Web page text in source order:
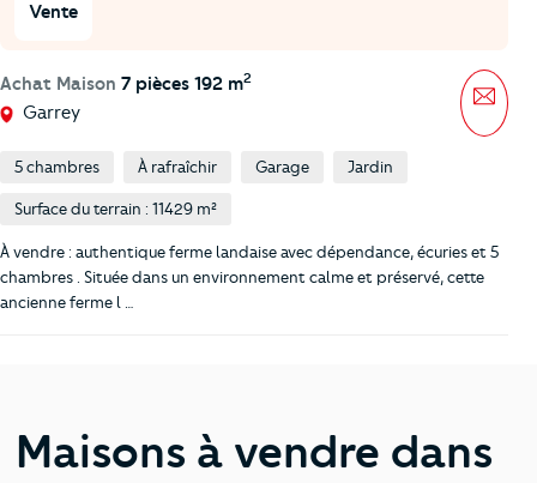
Vente
Achat Maison 7 pièces 192 m2
Garrey
5 chambres À rafraîchir Garage Jardin
Surface du terrain : 11429 m²
À vendre : authentique ferme landaise avec dépendance, écuries et 5
chambres . Située dans un environnement calme et préservé, cette
ancienne ferme l …
Maisons à vendre dans